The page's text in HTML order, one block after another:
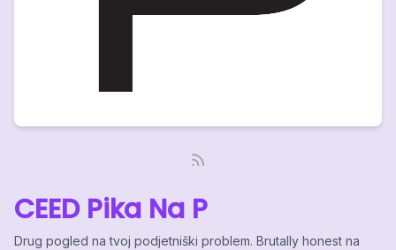
CEED Pika Na P
Drug pogled na tvoj podjetniški problem. Brutally honest na